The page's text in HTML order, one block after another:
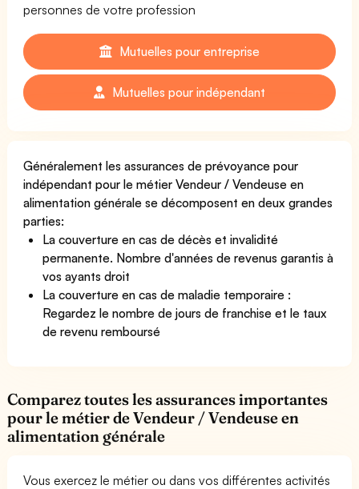
personnes de votre profession
Mutuelles pour entreprise
Mutuelles pour indépendant
Généralement les assurances de prévoyance pour
indépendant pour le métier Vendeur / Vendeuse en
alimentation générale se décomposent en deux grandes
parties:
La couverture en cas de décès et invalidité
permanente. Nombre d'années de revenus garantis à
vos ayants droit
La couverture en cas de maladie temporaire :
Regardez le nombre de jours de franchise et le taux
de revenu remboursé
Comparez toutes les assurances importantes
pour le métier de Vendeur / Vendeuse en
alimentation générale
Vous exercez le métier ou dans vos différentes activités